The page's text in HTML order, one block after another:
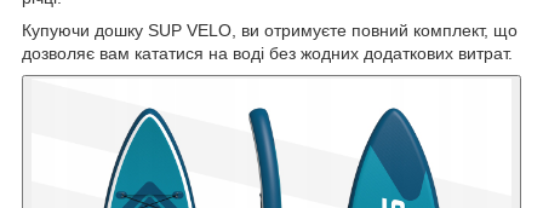
Купуючи дошку SUP VELO, ви отримуєте повний комплект, що
дозволяє вам кататися на воді без жодних додаткових витрат.